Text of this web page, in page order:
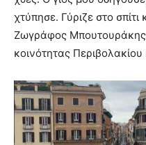
χτύπησε. Γύριζε στο σπίτι
Ζωγράφος
κοινότητας